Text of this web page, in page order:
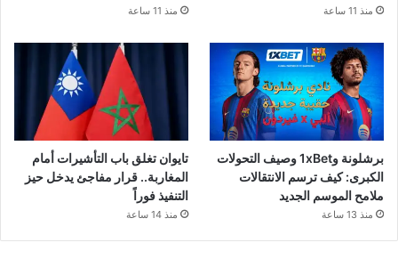
منذ 11 ساعة منذ 11 ساعة
برشلونة و1xBet وصيف التحولات
الكبرى: كيف ترسم الانتقالات
ملامح الموسم الجديد
منذ 13 ساعة
تايوان تغلق باب التأشيرات أمام
المغاربة.. قرار مفاجئ يدخل حيز
التنفيذ فوراً
منذ 14 ساعة